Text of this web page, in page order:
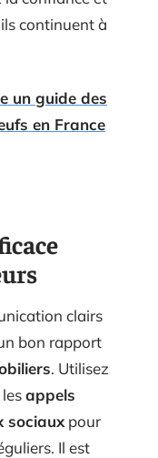
continuent à
un guide des
en France
clairs
bon rapport
. Utilisez
lesappels
sociaux pour
Il est